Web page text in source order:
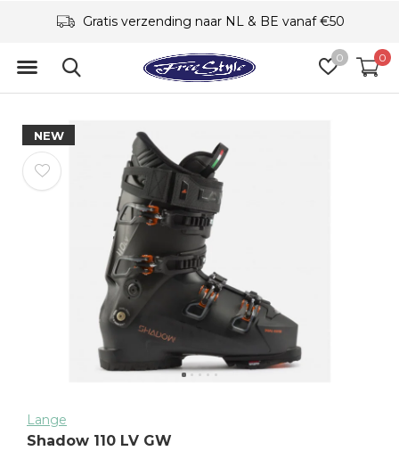
0 0
Gratis verzending naar NL & BE vanaf €50
NEW
Lange
Shadow 110 LV GW